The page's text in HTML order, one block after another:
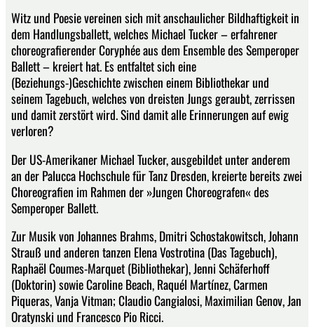
Witz und Poesie vereinen sich mit anschaulicher Bildhaftigkeit in
dem Handlungsballett, welches Michael Tucker – erfahrener
choreografierender Coryphée aus dem Ensemble des Semperoper
Ballett – kreiert hat. Es entfaltet sich eine
(Beziehungs-)Geschichte zwischen einem Bibliothekar und
seinem Tagebuch, welches von dreisten Jungs geraubt, zerrissen
und damit zerstört wird. Sind damit alle Erinnerungen auf ewig
verloren?
Der US-Amerikaner Michael Tucker, ausgebildet unter anderem
an der Palucca Hochschule für Tanz Dresden, kreierte bereits zwei
Choreografien im Rahmen der »Jungen Choreografen« des
Semperoper Ballett.
Zur Musik von Johannes Brahms, Dmitri Schostakowitsch, Johann
Strauß und anderen tanzen Elena Vostrotina (Das Tagebuch),
Raphaël Coumes-Marquet (Bibliothekar), Jenni Schäferhoff
(Doktorin) sowie Caroline Beach, Raquél Martínez, Carmen
Piqueras, Vanja Vitman; Claudio Cangialosi, Maximilian Genov, Jan
Oratynski und Francesco Pio Ricci.